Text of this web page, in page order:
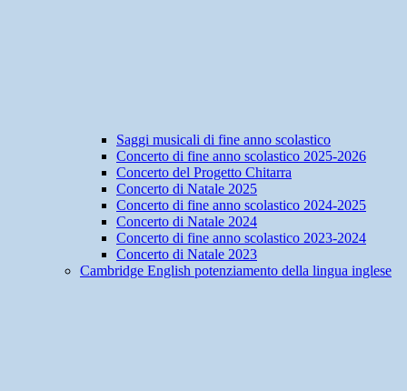
Saggi musicali di fine anno scolastico
Concerto di fine anno scolastico 2025-2026
Concerto del Progetto Chitarra
Concerto di Natale 2025
Concerto di fine anno scolastico 2024-2025
Concerto di Natale 2024
Concerto di fine anno scolastico 2023-2024
Concerto di Natale 2023
Cambridge English potenziamento della lingua inglese